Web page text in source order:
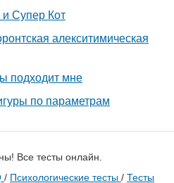
и Супер Кот
алекситимическая
подходит мне
по параметрам
Все тесты онлайн.
/ Психологические тесты / Тесты